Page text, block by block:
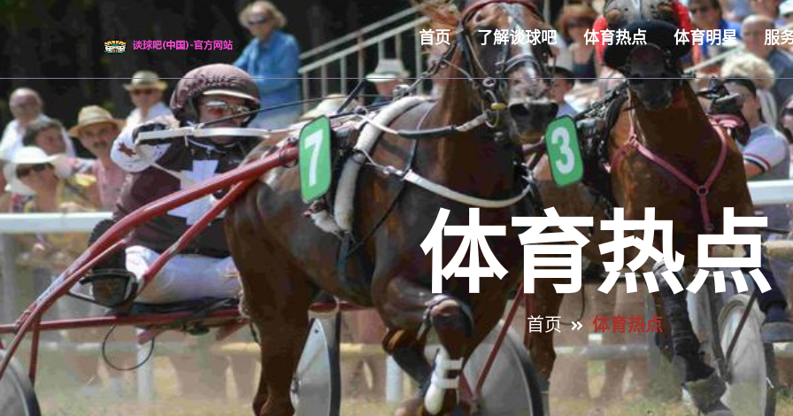
首页 了解谈球吧 体育热点 体育明星 服
体育热点
首页 体育热点